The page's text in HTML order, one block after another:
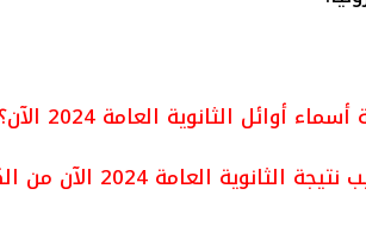
العامة 2024 الآن؟.. وحقيقة تسريبها
العامة 2024 الآن من الكنترول.. احذر منه